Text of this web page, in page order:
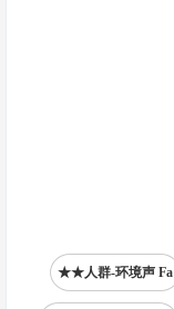
★★人群-环境声 Fa